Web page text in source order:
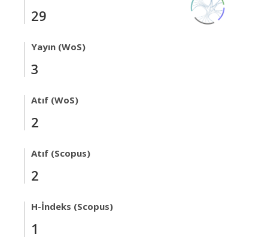
29
Yayın (WoS)
3
Atıf (WoS)
2
Atıf (Scopus)
2
H-İndeks (Scopus)
1